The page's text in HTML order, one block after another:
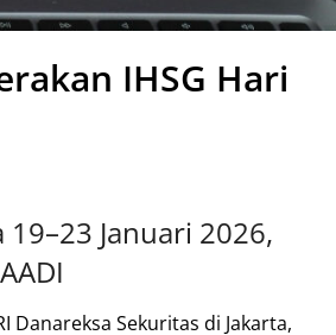
IHSG Hari
Januari 2026,